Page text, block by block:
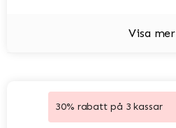
Visa mer
30% rabatt på 3 kassar